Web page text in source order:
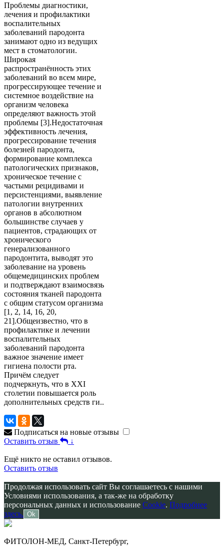
Проблемы диагностики,
лечения и профилактики
воспалительных
заболеваний пародонта
занимают одно из ведущих
мест в стоматологии.
Широкая
распространённость этих
заболеваний во всем мире,
прогрессирующее течение и
системное воздействие на
организм человека
определяют важность этой
проблемы [3].Недостаточная
эффективность лечения,
прогрессирование течения
болезней пародонта,
формирование комплекса
патологических признаков,
хроническое течение с
частыми рецидивами и
персистенциями, выявление
патологии внутренних
органов в абсолютном
большинстве случаев у
пациентов, страдающих от
хронического
генерализованного
пародонтита, выводят это
заболевание на уровень
общемедицинских проблем
и подтверждают взаимосвязь
состояния тканей пародонта
с общим статусом организма
[1, 2, 14, 16, 20,
21].Общеизвестно, что в
профилактике и лечении
воспалительных
заболеваний пародонта
важное значение имеет
гигиена полости рта.
Причём следует
подчеркнуть, что в XXI
столетии повышается роль
дополнительных средств ги..
Подписаться на новые отзывы
Оставить отзыв
↓
Ещё никто не оставил отзывов.
Оставить отзыв
Продолжая использовать сайт Вы соглашаетесь с нашими
Условиями использования, а так-же на обработку
персональных данных и использование Cookie. Подробнее
здесь. Ok
ФИТОЛОН-МЕД, Санкт-Петербург,